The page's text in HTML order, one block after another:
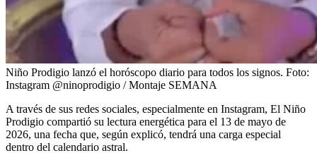
Niño Prodigio lanzó el horóscopo diario para todos los signos. Foto:
Instagram @ninoprodigio / Montaje SEMANA
A través de sus redes sociales, especialmente en Instagram, El Niño
Prodigio compartió su lectura energética para el 13 de mayo de
2026, una fecha que, según explicó, tendrá una carga especial
dentro del calendario astral.